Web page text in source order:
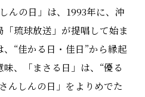
んの日」は、1993年に、沖
琉球放送」が提唱して始ま
“佳かる日・佳日”から縁起
、「まさる日」は、“優る
んしんの日」をよりめでた